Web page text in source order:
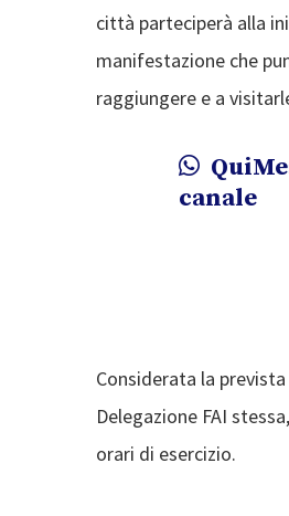
città parteciperà alla
manifestazione che
raggiungere e a
canale
Considerata la
Delegazione FAI
orari di esercizio.